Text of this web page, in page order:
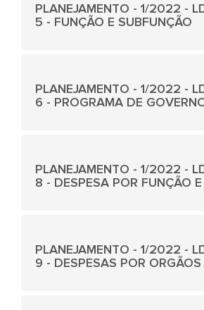
PLANEJAMENTO - 1/2022 -
5 - FUNÇÃO E SUBFUNÇÃO
PLANEJAMENTO - 1/2022 -
6 - PROGRAMA DE
PLANEJAMENTO - 1/2022 -
8 - DESPESA POR FUNÇÃO
PLANEJAMENTO - 1/2022 -
9 - DESPESAS POR ORGÃOS